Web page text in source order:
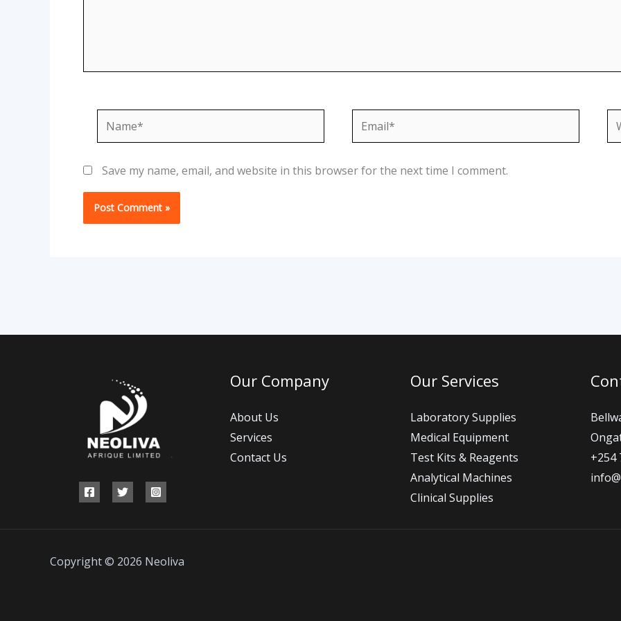
Name* Email*
Save my name, email, and website in this browser for the next time I comment.
Our Company
About Us
Services
Contact Us
Our Services
Laboratory Supplies
Medical Equipment
Test Kits & Reagents
Analytical Machines
Clinical Supplies
+254
Copyright © 2026 Neoliva